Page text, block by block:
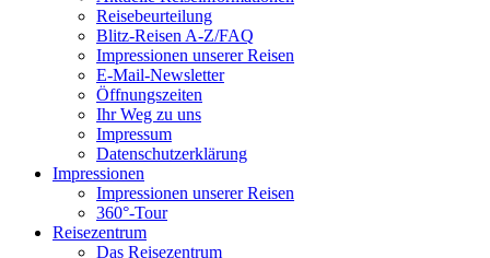
Reisebeurteilung
Blitz-Reisen A-Z/FAQ
Impressionen unserer Reisen
E-Mail-Newsletter
Öffnungszeiten
Ihr Weg zu uns
Impressum
Datenschutzerklärung
Impressionen
Impressionen unserer Reisen
360°-Tour
Reisezentrum
Das Reisezentrum